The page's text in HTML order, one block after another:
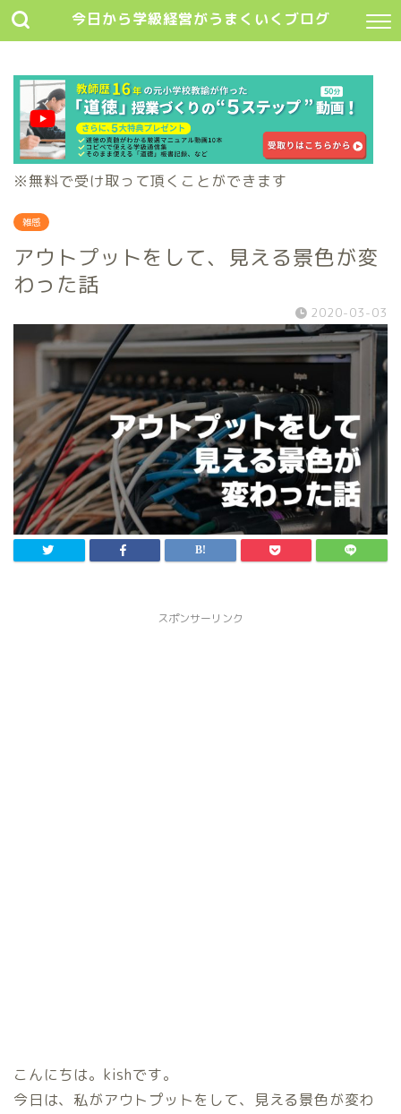
今日から学級経営がうまくいくブログ
※無料で受け取って頂くことができます
雑感
アウトプットをして、見える景色が変
わった話
2020-03-03
スポンサーリンク
こんにちは。kishです。
今日は、私がアウトプットをして、見える景色が変わ